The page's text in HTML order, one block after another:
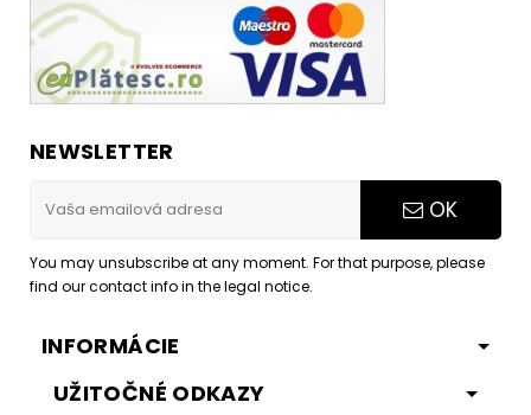
NEWSLETTER
OK
You may unsubscribe at any moment. For that purpose, please
find our contact info in the legal notice.
INFORMÁCIE
UŽITOČNÉ ODKAZY